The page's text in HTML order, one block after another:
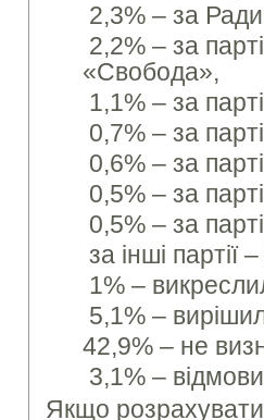
2,3% – за
2,2% – за
«Свобода»,
1,1% – за
0,7% – за
0,6% – за
0,5% – за
0,5% – за
за інші партії
1% –
5,1% –
42,9% – не
3,1% –
Якщо